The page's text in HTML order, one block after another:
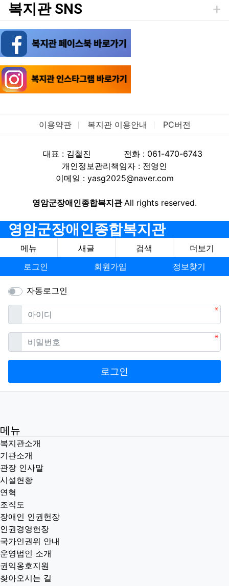
복지관 SNS
이용약관 복지관 이용안내 PC버전
대표 : 김철진
전화 : 061-470-6743
개인정보관리책임자 : 전영인
이메일 : yasg2025@naver.com
영암군장애인종합복지관All rights reserved.
영암군장애인종합복지관
메뉴 새글 검색
더보기
로그인
회원가입 정보찾기
자동로그인
아이디필수
비밀번호필수
로그인
메뉴
복지관소개
기관소개
관장 인사말
시설현황
연혁
조직도
장애인 인권헌장
인권경영헌장
국가인권위 안내
운영법인 소개
권익옹호지원
찾아오시는 길